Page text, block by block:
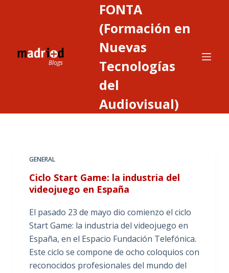
FONTA
(Formación en
Nuevas
Tecnologías
del
Audiovisual)
GENERAL
Ciclo Start Game: la industria del
videojuego en España
El pasado 23 de mayo dio comienzo el ciclo
Start Game: la industria del videojuego en
España, en el Espacio Fundación Telefónica.
Este ciclo se compone de ocho coloquios con
reconocidos profesionales del mundo del